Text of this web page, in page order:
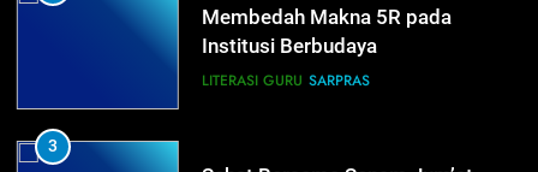
Membedah Makna 5R pada
Institusi Berbudaya
LITERASI GURU SARPRAS
3